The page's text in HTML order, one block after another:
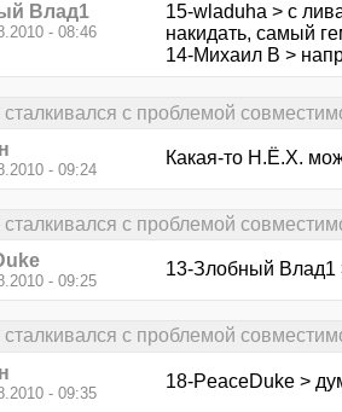
Влад1
- 08:46
15-wladuha > с
накидать, самый
14-Михаил В >
сталкивался с проблемой
- 09:24
Какая-то Н.Ё.Х.
сталкивался с проблемой
- 09:25
13-Злобный Влад1
сталкивался с проблемой
- 09:35
18-PeaceDuke >